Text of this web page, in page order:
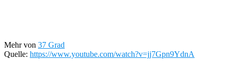
Mehr von 37 Grad
Quelle: https://www.youtube.com/watch?v=jj7Gpn9YdnA